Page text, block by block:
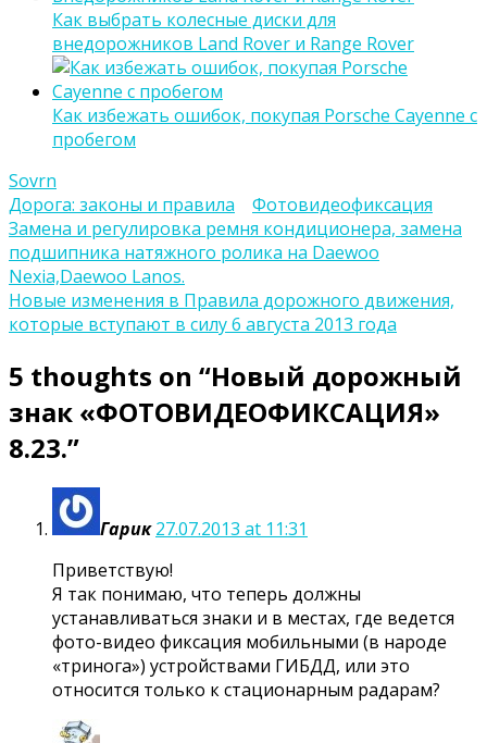
Как выбрать колесные диски для
внедорожников Land Rover и Range Rover
Как избежать ошибок, покупая Porsche Cayenne с
пробегом
Sovrn
Дорога: законы и правила
Фотовидеофиксация
Навигация
по
записям
Замена и регулировка ремня кондиционера, замена
подшипника натяжного ролика на Daewoo
Nexia,Daewoo Lanos.
Новые изменения в Правила дорожного движения,
которые вступают в силу 6 августа 2013 года
5 thoughts on “Новый дорожный
знак «ФОТОВИДЕОФИКСАЦИЯ»
8.23.”
Гарик 27.07.2013 at 11:31
Приветствую!
Я так понимаю, что теперь должны
устанавливаться знаки и в местах, где ведется
фото-видео фиксация мобильными (в народе
«тринога») устройствами ГИБДД, или это
относится только к стационарным радарам?